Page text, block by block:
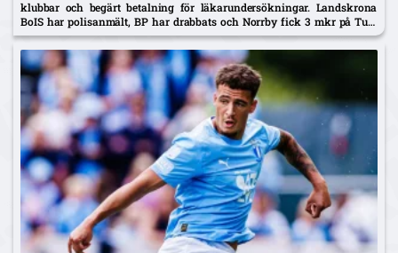
klubbar och begärt betalning för läkarundersökningar. Landskrona
BoIS har polisanmält, BP har drabbats och Norrby fick 3 mkr på Ture
Spendler innan bluffen avslöjades.